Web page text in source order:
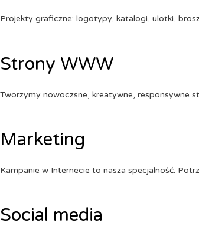
Projekty graficzne: logotypy, katalogi, ulotki,
Strony WWW
Tworzymy nowoczsne, kreatywne, responsywne
Marketing
Kampanie w Internecie to nasza specjalność.
Social media